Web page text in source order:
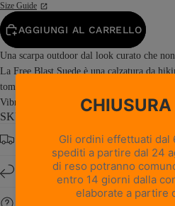
Size Guide
AGGIUNGI AL CARRELLO
Una scarpa outdoor dal look curato che
La Free Blast Suede è una calzatura da
tomaia in pelle scamosciata con la stabilità
Vibram® Junko. Prodotta in Italia, Free...
SKU: 0217PM1M-RI
Spedizione gratuita da € 150
Resi e cambi entro 14 giorni